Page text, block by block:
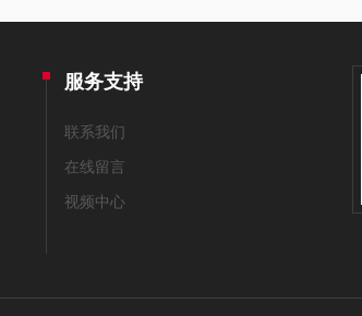
服务支持
联系我们
在线留言
视频中心